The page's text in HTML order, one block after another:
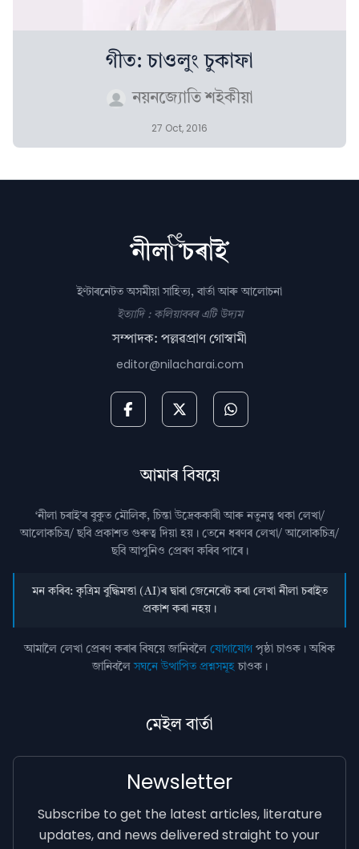
গীত: চাওলুং চুকাফা
নয়নজ্যোতি শইকীয়া
27 Oct, 2016
ইণ্টাৰনেটত অসমীয়া সাহিত্য, বাৰ্তা আৰু আলোচনা
ইত্যাদি : কলিয়াবৰৰ এটি উদ্যম
সম্পাদক: পল্লৱপ্ৰাণ গোস্বামী
editor@nilacharai.com
আমাৰ বিষয়ে
‘নীলা চৰাই’ৰ বুকুত মৌলিক, চিন্তা উদ্রেককাৰী আৰু নতুনত্ব থকা লেখা/
আলোকচিত্ৰ/ ছবি প্রকাশত গুৰুত্ব দিয়া হয়। তেনে ধৰণৰ লেখা/ আলোকচিত্ৰ/
ছবি আপুনিও প্রেৰণ কৰিব পাৰে।
মন কৰিব: কৃত্ৰিম বুদ্ধিমত্তা (AI)ৰ দ্বাৰা জেনেৰেট কৰা লেখা নীলা চৰাইত
প্ৰকাশ কৰা নহয়।
আমালৈ লেখা প্ৰেৰণ কৰাৰ বিষয়ে জানিবলৈ যোগাযোগ পৃষ্ঠা চাওক। অধিক
জানিবলৈসঘনে উত্থাপিত প্ৰশ্নসমূহচাওক।
মেইল বাৰ্তা
Newsletter
Subscribe to get the latest articles, literature
updates, and news delivered straight to your